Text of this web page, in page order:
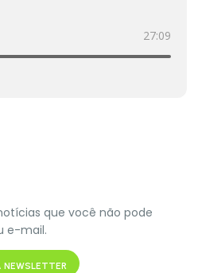
que você não pode
e-mail.
NEWSLETTER